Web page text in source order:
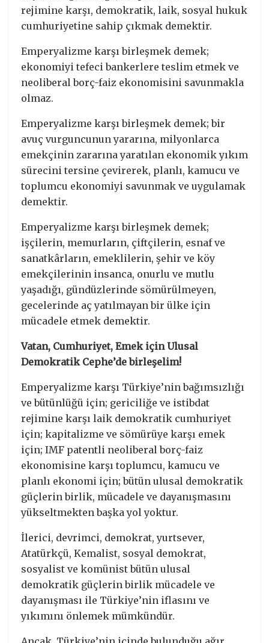
rejimine karşı, demokratik, laik, sosyal hukuk
cumhuriyetine sahip çıkmak demektir.
Emperyalizme karşı birleşmek demek;
ekonomiyi tefeci bankerlere teslim etmek ve
neoliberal borç-faiz ekonomisini savunmakla
olmaz.
Emperyalizme karşı birleşmek demek; bir
avuç vurguncunun yararına, milyonlarca
emekçinin zararına yaratılan ekonomik yıkım
sürecini tersine çevirerek, planlı, kamucu ve
toplumcu ekonomiyi savunmak ve uygulamak
demektir.
Emperyalizme karşı birleşmek demek;
işçilerin, memurların, çiftçilerin, esnaf ve
sanatkârların, emeklilerin, şehir ve köy
emekçilerinin insanca, onurlu ve mutlu
yaşadığı, gündüzlerinde sömürülmeyen,
gecelerinde aç yatılmayan bir ülke için
mücadele etmek demektir.
Vatan, Cumhuriyet, Emek için Ulusal
Demokratik Cephe’de birleşelim!
Emperyalizme karşı Türkiye’nin bağımsızlığı
ve bütünlüğü için; gericiliğe ve istibdat
rejimine karşı laik demokratik cumhuriyet
için; kapitalizme ve sömürüye karşı emek
için; IMF patentli neoliberal borç-faiz
ekonomisine karşı toplumcu, kamucu ve
planlı ekonomi için; bütün ulusal demokratik
güçlerin birlik, mücadele ve dayanışmasını
yükseltmekten başka yol yoktur.
İlerici, devrimci, demokrat, yurtsever,
Atatürkçü, Kemalist, sosyal demokrat,
sosyalist ve komünist bütün ulusal
demokratik güçlerin birlik mücadele ve
dayanışması ile Türkiye’nin iflasını ve
yıkımını önlemek mümkündür.